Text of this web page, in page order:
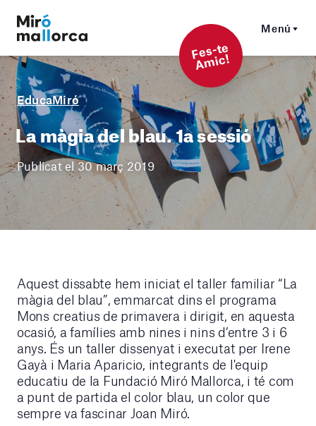
Menú
F
es-t
e
A
mi
c!
EducaMiró
La màgia del blau. 1a sessió
Publicat el 30 març 2019
Aquest dissabte hem iniciat el taller familiar “La
màgia del blau”, emmarcat dins el programa
Mons creatius de primavera i dirigit, en aquesta
ocasió, a famílies amb nines i nins d’entre 3 i 6
anys. És un taller dissenyat i executat per Irene
Gayà i Maria Aparicio, integrants de l'equip
educatiu de la Fundació Miró Mallorca, i té com
a punt de partida el color blau, un color que
sempre va fascinar Joan Miró.